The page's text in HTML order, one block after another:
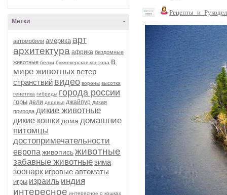
-
Метки
автомобили америка арт
архитектура африка бездомные
животные белки букмекерская контора в
мире животных ветер
странствий видео вороны высотка
генетика гибриды города россии
горы дели деревья джайпур дикая
природа дикие животные
дикие кошки дома домашние
питомцы
достопримечательности
европа живописьживотные
забавные животныезима
зоопарк игровые автоматы
игры израиль индия
интересное интересное о кошках